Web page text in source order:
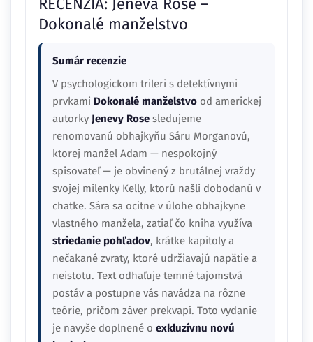
Dokonalé manželstvo
Sumár recenzie
V psychologickom trileri s detektívnymi
prvkami Dokonalé manželstvo od americkej
autorky Jenevy Rose sledujeme
renomovanú obhajkyňu Sáru Morganovú,
ktorej manžel Adam — nespokojný
spisovateľ — je obvinený z brutálnej vraždy
svojej milenky Kelly, ktorú našli dobodanú v
chatke. Sára sa ocitne v úlohe obhajkyne
vlastného manžela, zatiaľ čo kniha využíva
striedanie pohľadov, krátke kapitoly a
nečakané zvraty, ktoré udržiavajú napätie a
neistotu. Text odhaľuje temné tajomstvá
postáv a postupne vás navádza na rôzne
teórie, pričom záver prekvapí. Toto vydanie
je navyše doplnené o exkluzívnu novú